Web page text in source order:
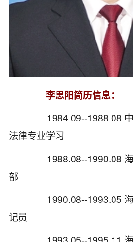
李思阳简历信息：
1984.09--1988.08 中
法律专业学习
1988.08--1990.08 海
部
1990.08--1993.05 海
记员
1993.05--1995.11 海